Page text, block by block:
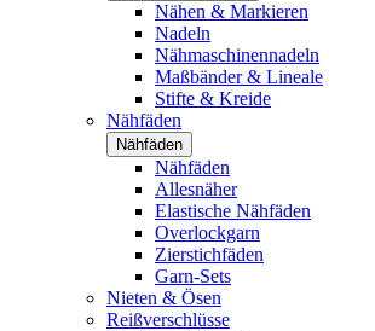
Nähen & Markieren
Nadeln
Nähmaschinennadeln
Maßbänder & Lineale
Stifte & Kreide
Nähfäden
Nähfäden
Nähfäden
Allesnäher
Elastische Nähfäden
Overlockgarn
Zierstichfäden
Garn-Sets
Nieten & Ösen
Reißverschlüsse